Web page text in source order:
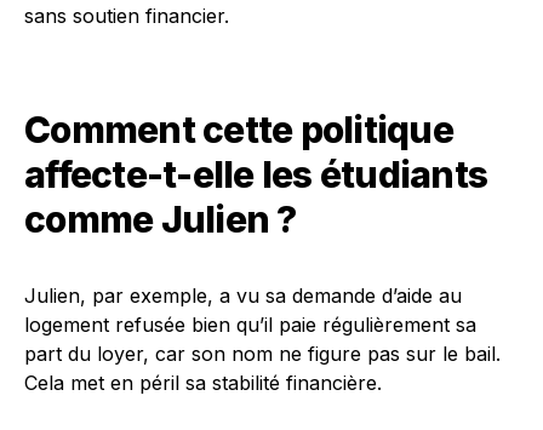
sans soutien financier.
Comment cette politique
affecte-t-elle les étudiants
comme Julien ?
Julien, par exemple, a vu sa demande d’aide au
logement refusée bien qu’il paie régulièrement sa
part du loyer, car son nom ne figure pas sur le bail.
Cela met en péril sa stabilité financière.